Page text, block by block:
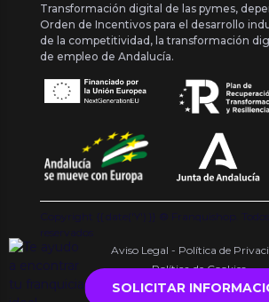
SOLICITAR
Transformación digital de las pymes,
Orden de Incentivos para el desarrollo
de la competitividad, la transformación
de empleo de Andalucía.
Copyright {{ date('Y') }} ® Franquishop. Todos
reservados
Aviso Legal - Política de
Política de Cookies